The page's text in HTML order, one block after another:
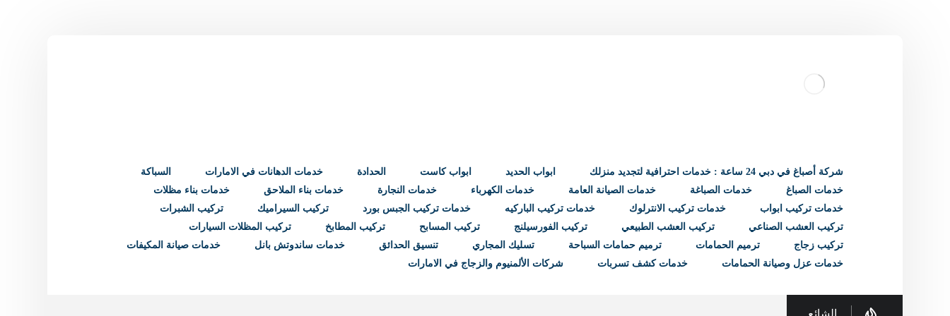
شركة أصباغ في دبي 24 ساعة : خدمات احترافية لتجديد منزلك ابواب الحديد ابواب كاست الحدادة خدمات الدهانات في الامارات
السباكة
خدمات الصباغ
خدمات الصباغة خدمات الصيانة العامة خدمات الكهرباء خدمات النجارة خدمات بناء الملاحق
خدمات بناء مظلات
خدمات تركيب ابواب
خدمات تركيب الانترلوك خدمات تركيب الباركيه خدمات تركيب الجبس بورد تركيب السيراميك
تركيب الشبرات
تركيب العشب الصناعي
تركيب العشب الطبيعي تركيب الفورسيلنج تركيب المسابح تركيب المطابخ
تركيب المظلات السيارات
تركيب زجاج
ترميم الحمامات ترميم حمامات السباحة تسليك المجاري تنسيق الحدائق خدمات ساندوتش بانل
خدمات صيانة المكيفات
خدمات عزل وصيانة الحمامات
خدمات كشف تسربات شركات الألمنيوم والزجاج في الامارات
الشائع